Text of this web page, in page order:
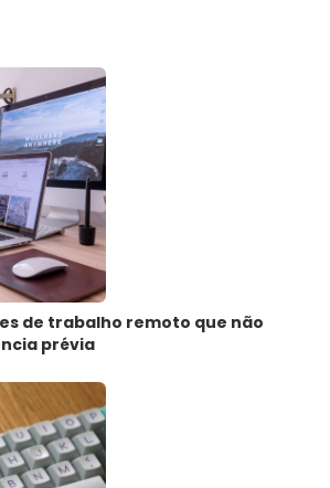
de trabalho remoto que não
prévia